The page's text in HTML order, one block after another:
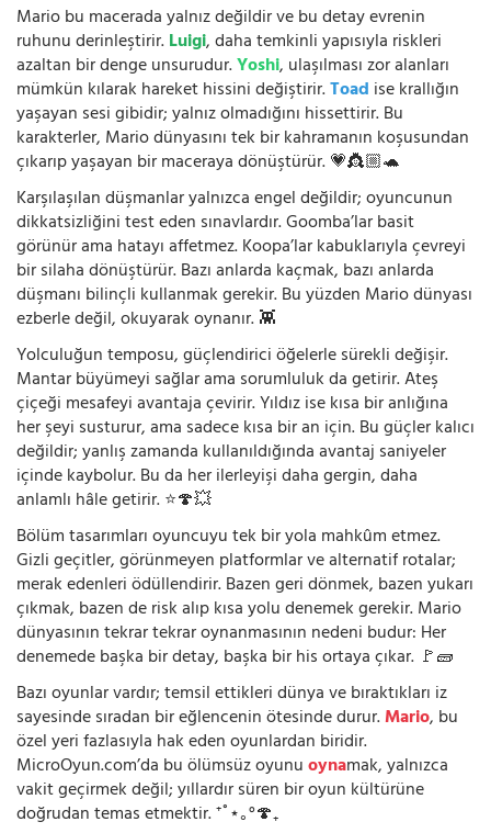
Mario bu macerada yalnız değildir ve bu detay evrenin
ruhunu derinleştirir.Luigi, daha temkinli yapısıyla riskleri
azaltan bir denge unsurudur.Yoshi, ulaşılması zor alanları
mümkün kılarak hareket hissini değiştirir.Toad ise krallığın
yaşayan sesi gibidir; yalnız olmadığını hissettirir. Bu
karakterler, Mario dünyasını tek bir kahramanın koşusundan
çıkarıp yaşayan bir maceraya dönüştürür. 💗👸🏼🐢
Karşılaşılan düşmanlar yalnızca engel değildir; oyuncunun
dikkatsizliğini test eden sınavlardır. Goomba’lar basit
görünür ama hatayı affetmez. Koopa’lar kabuklarıyla çevreyi
bir silaha dönüştürür. Bazı anlarda kaçmak, bazı anlarda
düşmanı bilinçli kullanmak gerekir. Bu yüzden Mario dünyası
ezberle değil, okuyarak oynanır. 👾
Yolculuğun temposu, güçlendirici öğelerle sürekli değişir.
Mantar büyümeyi sağlar ama sorumluluk da getirir. Ateş
çiçeği mesafeyi avantaja çevirir. Yıldız ise kısa bir anlığına
her şeyi susturur, ama sadece kısa bir an için. Bu güçler kalıcı
değildir; yanlış zamanda kullanıldığında avantaj saniyeler
içinde kaybolur. Bu da her ilerleyişi daha gergin, daha
anlamlı hâle getirir. ⭐🍄💥
Bölüm tasarımları oyuncuyu tek bir yola mahkûm etmez.
Gizli geçitler, görünmeyen platformlar ve alternatif rotalar;
merak edenleri ödüllendirir. Bazen geri dönmek, bazen yukarı
çıkmak, bazen de risk alıp kısa yolu denemek gerekir. Mario
dünyasının tekrar tekrar oynanmasının nedeni budur: Her
denemede başka bir detay, başka bir his ortaya çıkar. 🚩🧱
Bazı oyunlar vardır; temsil ettikleri dünya ve bıraktıkları iz
sayesinde sıradan bir eğlencenin ötesinde durur.Mario, bu
özel yeri fazlasıyla hak eden oyunlardan biridir.
MicroOyun.com’da bu ölümsüz oyunuoynamak, yalnızca
vakit geçirmek değil; yıllardır süren bir oyun kültürüne
doğrudan temas etmektir. ⁺˚⋆｡°🍄₊